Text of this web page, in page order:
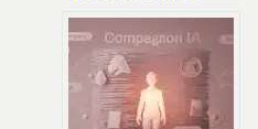
gestion de stock :
3 leviers pour
automatiser vos
alertes et
sécuriser vos